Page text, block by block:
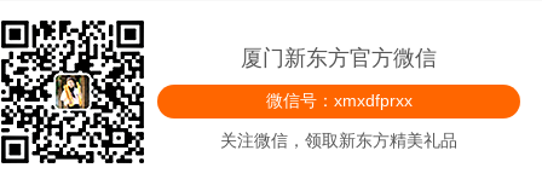
厦门新东方官方微信
微信号：xmxdfprxx
关注微信，领取新东方精美礼品